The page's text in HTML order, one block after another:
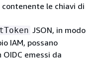
contenente le chiavi di
JSON, in modo
IAM, possano
emessi da